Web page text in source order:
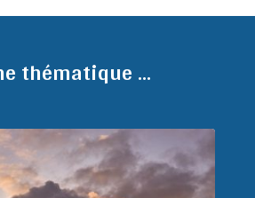
thématique ...